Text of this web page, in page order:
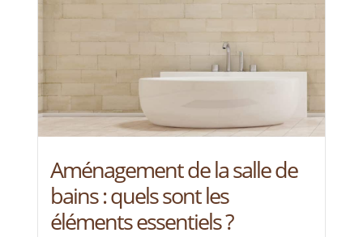
Aménagement de la salle de
bains : quels sont les
éléments essentiels ?